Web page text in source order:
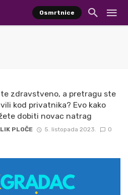
Osmrtnice
zdravstveno, a pretragu ste
kod privatnika? Evo kako
dobiti novac natrag
PLOČE 5. listopada 2023. 0